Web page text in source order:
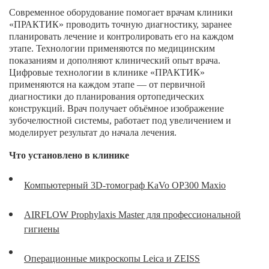
Ортодонтия
ЛЕЧЕНИЕ ДЕСЕН, ПАРАДОНТИТА
ЛЕЧЕНИЕ ЗУБОВ ПОД НАРКОЗОМ
ИМПЛАНТАЦИЯ ЗУБОВ
Одномоментная имплантация
Синус-лифтинг и костная пластика
Наращивание кости для имплантации
Современное оборудование помогает врачам клиники
«ПРАКТИК» проводить точную диагностику, заранее
планировать лечение и контролировать его на каждом
этапе. Технологии применяются по медицинским
показаниям и дополняют клинический опыт врача.
Цифровые технологии в клинике «ПРАКТИК»
применяются на каждом этапе — от первичной
диагностики до планирования ортопедических
конструкций. Врач получает объёмное изображение
зубочелюстной системы, работает под увеличением и
моделирует результат до начала лечения.
Что установлено в клинике
Компьютерный 3D-томограф KaVo OP300 Maxio
AIRFLOW Prophylaxis Master для профессиональной
гигиены
Операционные микроскопы Leica и ZEISS